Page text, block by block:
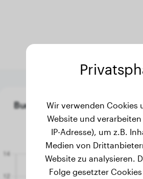
Buddy's Gewichtsverlauf
Wir verwenden Cookies
Website und
IP-Adresse), um z.B.
Medien von
Website zu analysieren.
Folge gesetzter